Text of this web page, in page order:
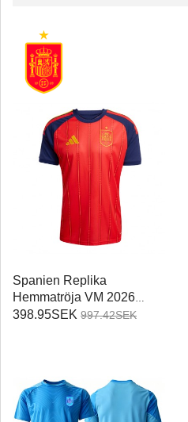
Spanien Replika
Hemmatröja VM 2026
Kortärmad
398.95SEK 997.42SEK